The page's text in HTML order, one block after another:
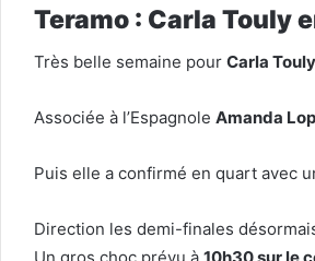
Teramo : Carla Touly
Très belle semaine pour Carla Touly
Associée à l’Espagnole Amanda
Puis elle a confirmé en quart avec
Direction les demi-finales